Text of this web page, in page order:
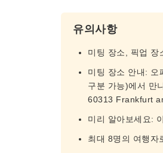
유의사항
미팅 장소, 픽업 장
미팅 장소 안내: 오
구분 가능)에서 만
60313 Frankfurt
미리 알아보세요:
최대 8명의 여행자